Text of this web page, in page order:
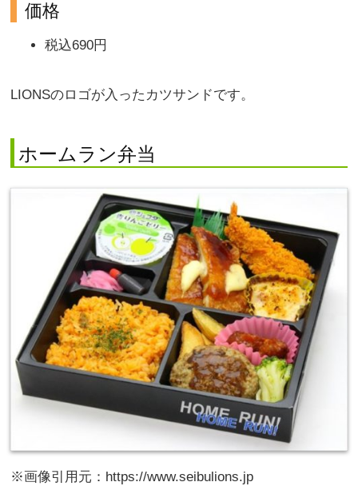
価格
税込690円
LIONSのロゴが入ったカツサンドです。
ホームラン弁当
※画像引用元：https://www.seibulions.jp